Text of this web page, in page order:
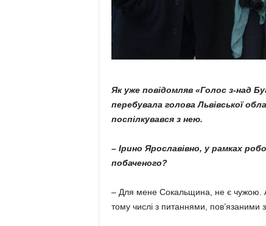
Як уже повідомляв «Голос з-над
перебувала голова Львів­ської
поспілкувався з нею.
– Ірино Ярославівно, у рамках
побаченого?
– Для мене Сокальщина, не є чужою.
тому числі з питан­нями, пов’язаними